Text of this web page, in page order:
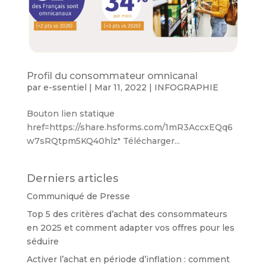
Profil du consommateur omnicanal
par e-ssentiel | Mar 11, 2022 | INFOGRAPHIE
Bouton lien statique
href=https://share.hsforms.com/1mR3AccxEQq6
w7sRQtpm5KQ40hlz" Télécharger...
Derniers articles
Communiqué de Presse
Top 5 des critères d’achat des consommateurs
en 2025 et comment adapter vos offres pour les
séduire
Activer l’achat en période d’inflation : comment